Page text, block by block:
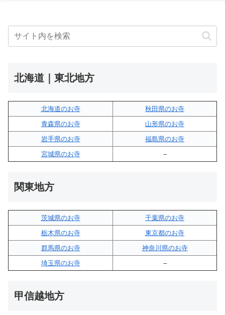
北海道｜東北地方
北海道のお寺
秋田県のお寺
青森県のお寺
山形県のお寺
岩手県のお寺
福島県のお寺
宮城県のお寺
–
関東地方
茨城県のお寺
千葉県のお寺
栃木県のお寺
東京都のお寺
群馬県のお寺
神奈川県のお寺
埼玉県のお寺
–
甲信越地方